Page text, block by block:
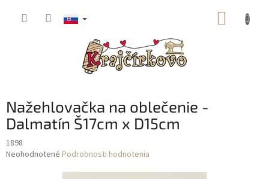
Nažehlovačka na oblečenie -
Dalmatín Š17cm x D15cm
1898
Priemerné
Neohodnotené Podrobnosti hodnotenia